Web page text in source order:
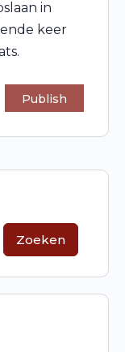
in
keer
Zoeken